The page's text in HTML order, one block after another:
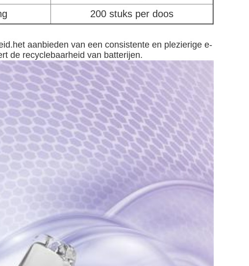
200 stuks per doos
aanbieden van een consistente en plezierige e-
de recyclebaarheid van batterijen.